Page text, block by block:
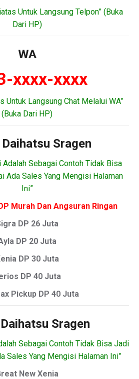
Untuk Langsung Telpon” (Buka
Dari HP)
WA
xxxx-xxxx
Untuk Langsung Chat Melalui WA”
(Buka Dari HP)
Sragen
Adalah Sebagai Contoh Tidak Bisa
Ada Sales Yang Mengisi Halaman
Ini”
Murah Dan Angsuran Ringan
DP 26 Juta
DP 20 Juta
DP 30 Juta
DP 40 Juta
Pickup DP 40 Juta
Sragen
Sebagai Contoh Tidak Bisa Jadi
Sales Yang Mengisi Halaman Ini”
New Xenia